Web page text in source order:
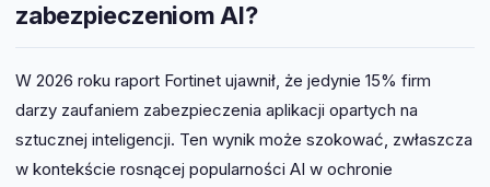
zabezpieczeniom AI?
W 2026 roku raport Fortinet ujawnił, że jedynie 15% firm
darzy zaufaniem zabezpieczenia aplikacji opartych na
sztucznej inteligencji. Ten wynik może szokować, zwłaszcza
w kontekście rosnącej popularności AI w ochronie